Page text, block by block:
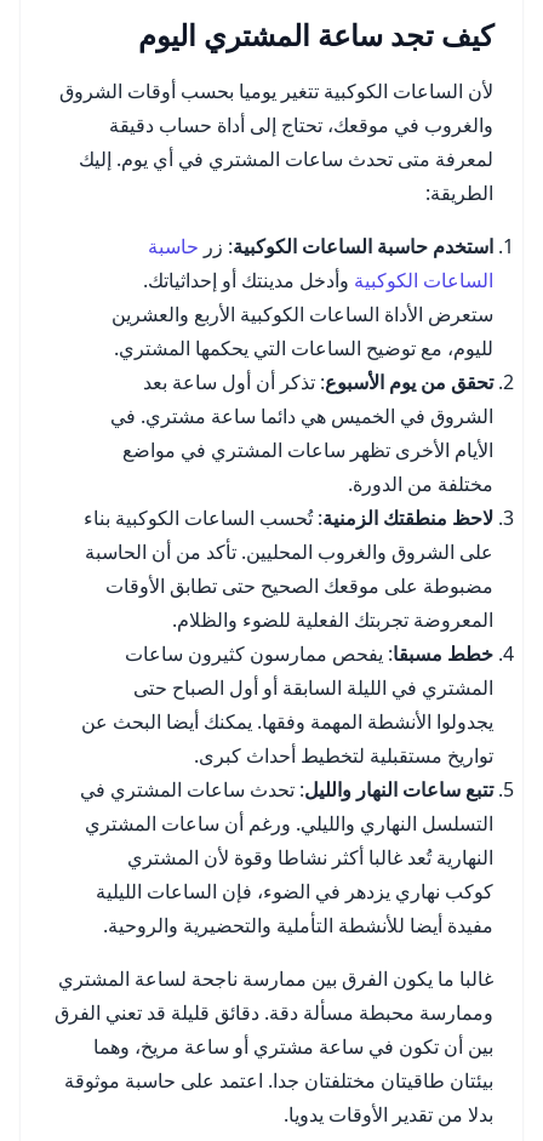
كيف تجد ساعة المشتري اليوم
لأن الساعات الكوكبية تتغير يوميا بحسب أوقات الشروق
والغروب في موقعك، تحتاج إلى أداة حساب دقيقة
لمعرفة متى تحدث ساعات المشتري في أي يوم. إليك
الطريقة:
استخدم حاسبة الساعات الكوكبية: زر حاسبة
الساعات الكوكبية وأدخل مدينتك أو إحداثياتك.
ستعرض الأداة الساعات الكوكبية الأربع والعشرين
لليوم، مع توضيح الساعات التي يحكمها المشتري.
تحقق من يوم الأسبوع: تذكر أن أول ساعة بعد
الشروق في الخميس هي دائما ساعة مشتري. في
الأيام الأخرى تظهر ساعات المشتري في مواضع
مختلفة من الدورة.
لاحظ منطقتك الزمنية: تُحسب الساعات الكوكبية بناء
على الشروق والغروب المحليين. تأكد من أن الحاسبة
مضبوطة على موقعك الصحيح حتى تطابق الأوقات
المعروضة تجربتك الفعلية للضوء والظلام.
خطط مسبقا: يفحص ممارسون كثيرون ساعات
المشتري في الليلة السابقة أو أول الصباح حتى
يجدولوا الأنشطة المهمة وفقها. يمكنك أيضا البحث عن
تواريخ مستقبلية لتخطيط أحداث كبرى.
تتبع ساعات النهار والليل: تحدث ساعات المشتري في
التسلسل النهاري والليلي. ورغم أن ساعات المشتري
النهارية تُعد غالبا أكثر نشاطا وقوة لأن المشتري
كوكب نهاري يزدهر في الضوء، فإن الساعات الليلية
مفيدة أيضا للأنشطة التأملية والتحضيرية والروحية.
غالبا ما يكون الفرق بين ممارسة ناجحة لساعة المشتري
وممارسة محبطة مسألة دقة. دقائق قليلة قد تعني الفرق
بين أن تكون في ساعة مشتري أو ساعة مريخ، وهما
بيئتان طاقيتان مختلفتان جدا. اعتمد على حاسبة موثوقة
بدلا من تقدير الأوقات يدويا.